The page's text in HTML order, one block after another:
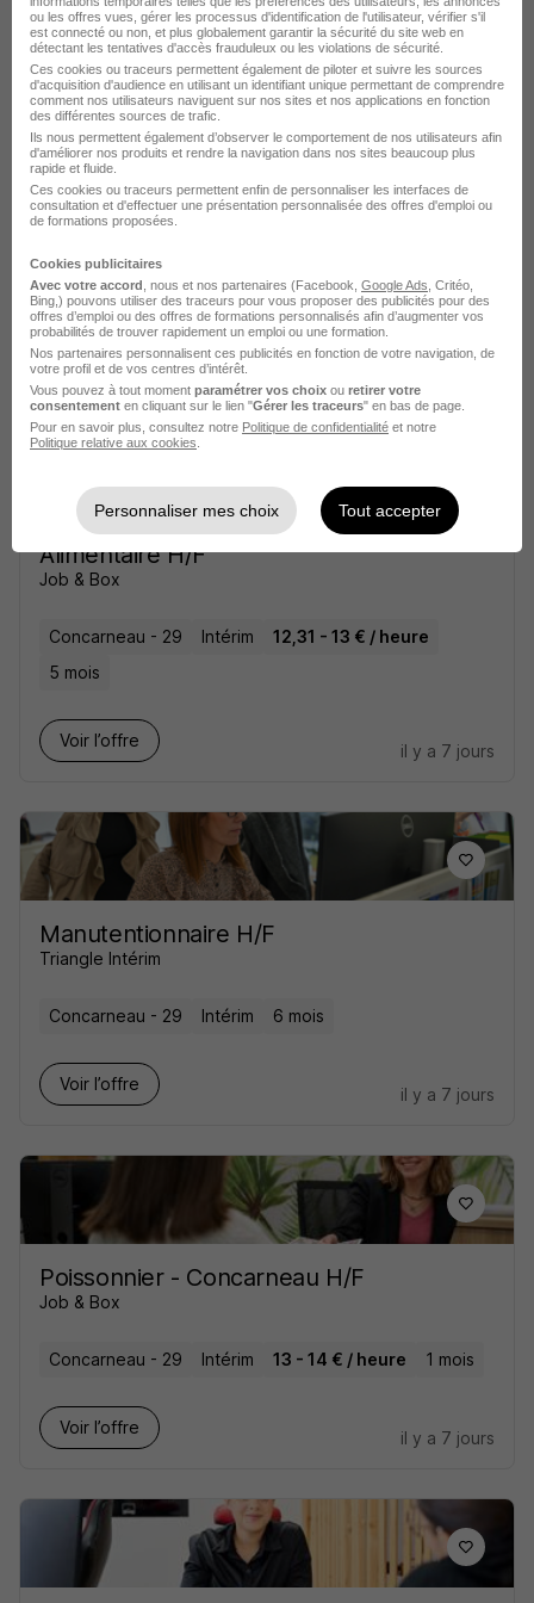
Magasinier - Cariste H/F
Aquila RH
Concarneau - 29
Voir l’offre
Employe de Maree en Agro-
Alimentaire H/F
Job & Box
Concarneau - 29 Intérim
12,31 - 13 € / heure
5 mois
Voir l’offre
il y a 7 jours
Manutentionnaire H/F
Triangle Intérim
Concarneau - 29 Intérim 6 mois
Voir l’offre
il y a 7 jours
Poissonnier - Concarneau H/F
Job & Box
Concarneau - 29 Intérim 13 - 14 € / heure 1 mois
Voir l’offre
il y a 7 jours
ou les offres vues, gérer les processus d'identification de l'utilisateur, vérifier s'il
est connecté ou non, et plus globalement garantir la sécurité du site web en
détectant les tentatives d'accès frauduleux ou les violations de sécurité.
Ces cookies ou traceurs permettent également de piloter et suivre les sources
d'acquisition d'audience en utilisant un identifiant unique permettant de comprendre
comment nos utilisateurs naviguent sur nos sites et nos applications en fonction
des différentes sources de trafic.
Ils nous permettent également d’observer le comportement de nos utilisateurs afin
d'améliorer nos produits et rendre la navigation dans nos sites beaucoup plus
rapide et fluide.
Ces cookies ou traceurs permettent enfin de personnaliser les interfaces de
consultation et d'effectuer une présentation personnalisée des offres d'emploi ou
de formations proposées.
Cookies publicitaires
Avec votre accord , nous et nos partenaires (Facebook, Google Ads , Critéo,
Bing,) pouvons utiliser des traceurs pour vous proposer des publicités pour des
offres d’emploi ou des offres de formations personnalisés afin d’augmenter vos
probabilités de trouver rapidement un emploi ou une formation.
Nos partenaires personnalisent ces publicités en fonction de votre navigation, de
votre profil et de vos centres d’intérêt.
Vous pouvez à tout moment paramétrer vos choix ou retirer votre
consentement en cliquant sur le lien "Gérer les traceurs" en bas de page.
Pour en savoir plus, consultez notre Politique de confidentialité et notre
Politique relative aux cookies
Personnaliser mes choix Tout accepter